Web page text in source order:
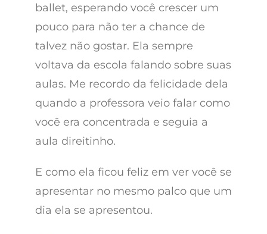
ballet, esperando você crescer um
pouco para não ter a chance de
talvez não gostar. Ela sempre
voltava da escola falando sobre suas
aulas. Me recordo da felicidade dela
quando a professora veio falar como
você era concentrada e seguia a
aula direitinho.
E como ela ficou feliz em ver você se
apresentar no mesmo palco que um
dia ela se apresentou.